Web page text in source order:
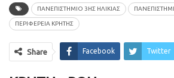
ΠΑΝΕΠΙΣΤΗΜΙΟ 3ΗΣ ΗΛΙΚΙΑΣ
ΠΕΡΙΦΕΡΕΙΑ ΚΡΗΤΗΣ
Share Facebook Twitter